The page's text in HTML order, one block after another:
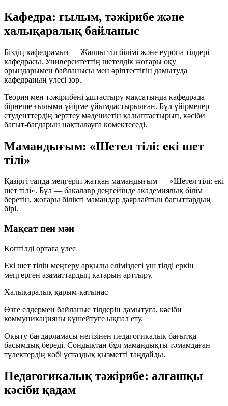
Кафедра: ғылым, тәжірибе және
халықаралық байланыс
Біздің кафедрамыз — Жалпы тіл білімі және еуропа тілдері
кафедрасы. Университеттің шетелдік жоғары оқу
орындарымен байланысы мен әріптестігін дамытуда
кафедраның үлесі зор.
Теория мен тәжірибені ұштастыру мақсатында кафедрада
бірнеше ғылыми үйірме ұйымдастырылған. Бұл үйірмелер
студенттердің зерттеу мәдениетін қалыптастырып, кәсіби
бағыт-бағдарын нақтылауға көмектеседі.
Мамандығым: «Шетел тілі: екі шет
тілі»
Қазіргі таңда меңгеріп жатқан мамандығым — «Шетел тілі: екі
шет тілі». Бұл — бакалавр деңгейінде академиялық білім
беретін, жоғары білікті мамандар даярлайтын бағыттардың
бірі.
Мақсат пен мән
Көптілді ортаға үлес
Екі шет тілін меңгеру арқылы еліміздегі үш тілді еркін
меңгерген азаматтардың қатарын арттыру.
Халықаралық қарым-қатынас
Өзге елдермен байланыс тілдерін дамытуға, кәсіби
коммуникацияны күшейтуге ықпал ету.
Оқыту бағдарламасы негізінен педагогикалық бағытқа
басымдық береді. Сондықтан бұл мамандықты тәмамдаған
түлектердің көбі ұстаздық қызметті таңдайды.
Педагогикалық тәжірибе: алғашқы
кәсіби қадам